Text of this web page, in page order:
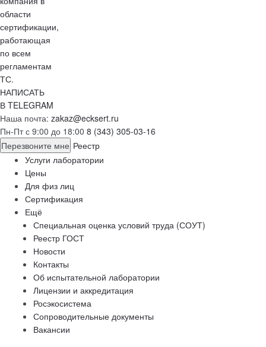
НАПИСАТЬ
В TELEGRAM
Наша почта: zakaz@ecksert.ru
Пн-Пт с 9:00 до 18:00 8 (343) 305-03-16
Перезвоните мне Реестр
Услуги лаборатории
Цены
Для физ лиц
Сертификация
Ещё
Специальная оценка условий труда (СОУТ)
Реестр ГОСТ
Новости
Контакты
Об испытательной лаборатории
Лицензии и аккредитация
Росэкосистема
Сопроводительные документы
Вакансии